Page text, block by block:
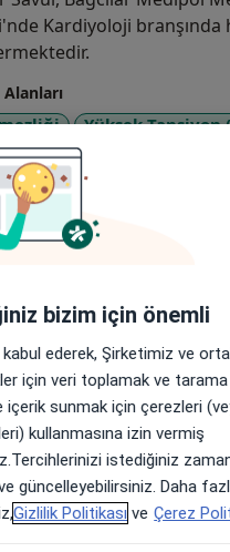
Kardiyoloji branşında
Alanları
Yüksek
Hastalığı
+5
danışanlar
türleri
Konumları görüntüle (1)
ve videolar
bizim için önemli
ederek, Şirketimiz ve
için veri toplamak ve tarama
içerik sunmak için çerezleri
kullanmasına izin vermiş
istediğiniz
güncelleyebilirsiniz. Daha
Gizlilik Politikası ve Çerez